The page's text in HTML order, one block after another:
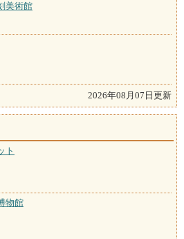
美術館
2026年08月07日更新
ト
物館